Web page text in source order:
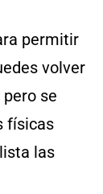
permitir
volver
se
físicas
las